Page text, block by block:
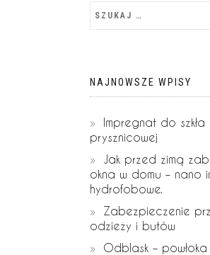
NAJNOWSZE WPISY
Impregnat do szkła
prysznicowej
Jak przed zimą
okna w domu – nano
hydrofobowe.
Zabezpieczenie
odzieży i butów
Odblask – powłoka